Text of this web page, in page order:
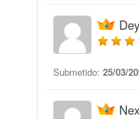
Submetido: 25/03/